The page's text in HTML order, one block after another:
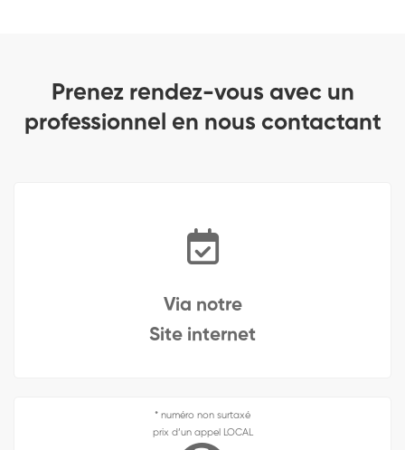
Prenez rendez-vous avec un
professionnel en nous contactant
Via notre
Site internet
* numéro non surtaxé
prix d’un appel LOCAL